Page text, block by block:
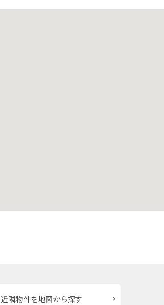
近隣物件を地図から探す